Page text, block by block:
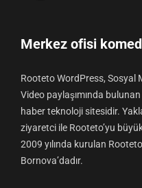
Merkez ofisi
Rooteto WordPress, Sosyal
Video paylaşımında
haber teknoloji sitesidir.
ziyaretci ile Rooteto’yu
2009 yılında kurulan
Bornova’dadır.